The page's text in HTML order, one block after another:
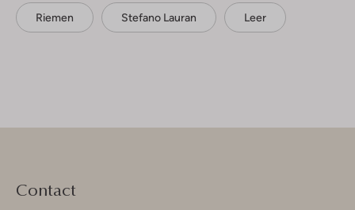
Riemen Stefano Lauran Leer
Contact